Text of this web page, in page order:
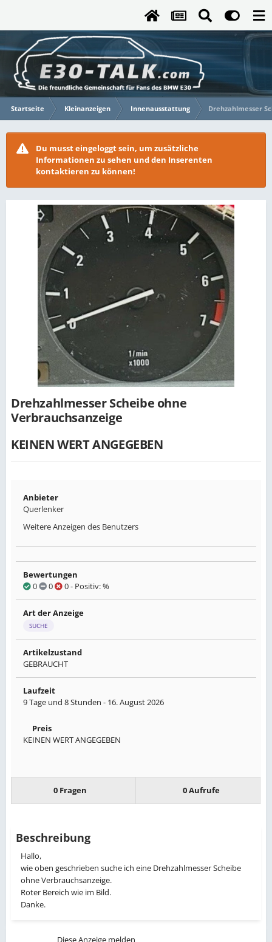
Startseite Kleinanzeigen Innenausstattung Drehzahlmesser
Du musst eingeloggt sein, um zusätzliche
Informationen zu sehen und den Inserenten
kontaktieren zu können!
Drehzahlmesser Scheibe ohne
Verbrauchsanzeige
KEINEN WERT ANGEGEBEN
Anbieter
Querlenker
Weitere Anzeigen des Benutzers
Bewertungen
0
0 0- Positiv: %
Art der Anzeige
SUCHE
Artikelzustand
GEBRAUCHT
Laufzeit
9 Tage und 8 Stunden - 16. August 2026
Preis
KEINEN WERT ANGEGEBEN
0 Fragen 0 Aufrufe
Beschreibung
Hallo,
wie oben geschrieben suche ich eine Drehzahlmesser Scheibe
ohne Verbrauchsanzeige.
Roter Bereich wie im Bild.
Danke.
Diese Anzeige melden